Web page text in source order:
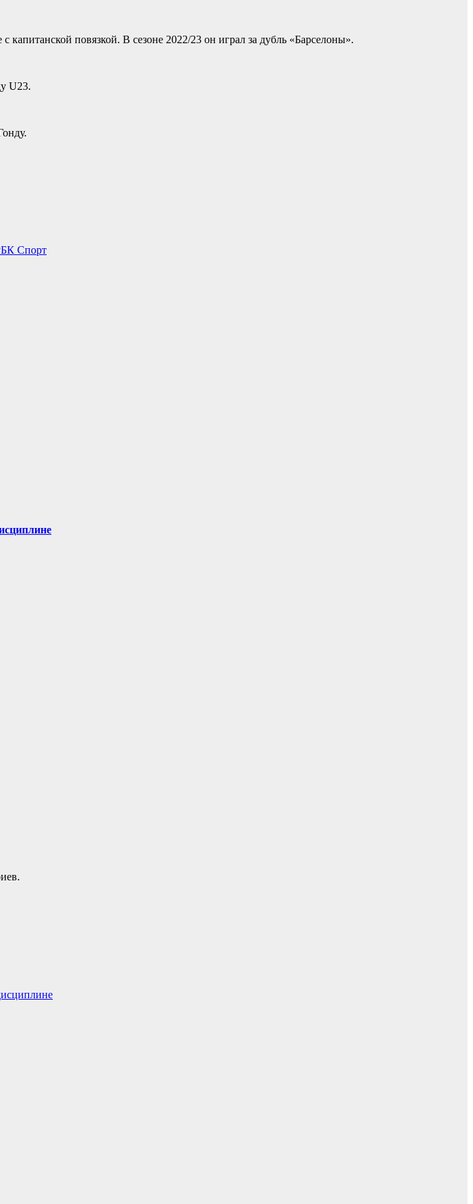
повязкой. В сезоне 2022/23 он играл за дубль «Барселоны».
U23.
Спорт